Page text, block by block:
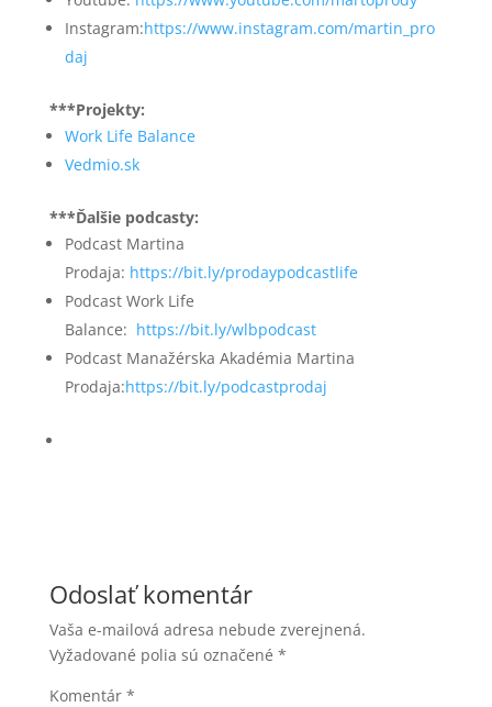
Instagram:https://www.instagram.com/martin_pro
daj
***Projekty:
Work Life Balance
Vedmio.sk
***Ďalšie podcasty:
Podcast Martina
Prodaja: https://bit.ly/prodaypodcastlife
Podcast Work Life
Balance: https://bit.ly/wlbpodcast
Podcast Manažérska Akadémia Martina
Prodaja:https://bit.ly/podcastprodaj
Odoslať komentár
Vaša e-mailová adresa nebude zverejnená.
Vyžadované polia sú označené *
Komentár *